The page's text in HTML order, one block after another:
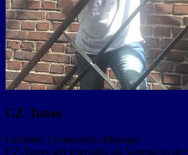
CZ-Tunes
Gründer, Community-Manager
CZ-Tunes gilt ebenfalls als Veteran in